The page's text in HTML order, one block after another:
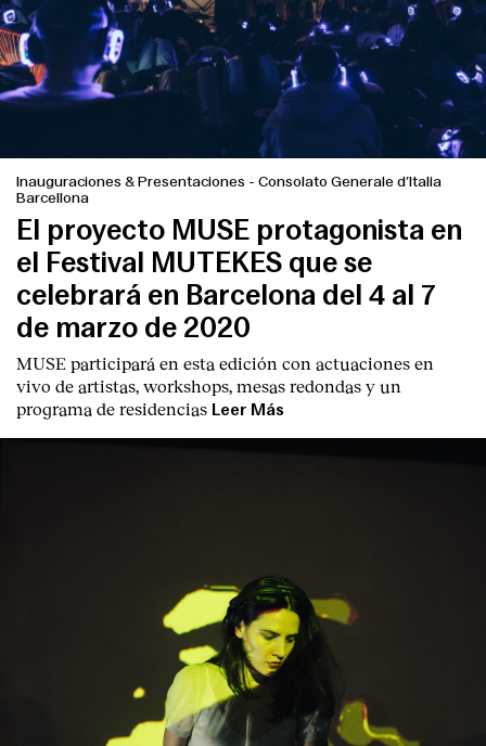
Inauguraciones & Presentaciones - Consolato Generale d’Italia
Barcellona
El proyecto MUSE protagonista en
el Festival MUTEKES que se
celebrará en Barcelona del 4 al 7
de marzo de 2020
MUSE participará en esta edición con actuaciones en
vivo de artistas, workshops, mesas redondas y un
programa de residencias Leer Más